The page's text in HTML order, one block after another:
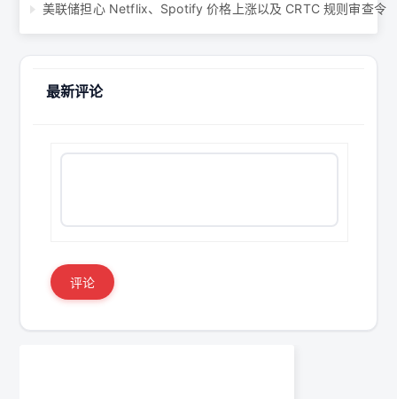
美联储担心 Netflix、Spotify 价格上涨以及 CRTC 规则审查令
最新评论
评论